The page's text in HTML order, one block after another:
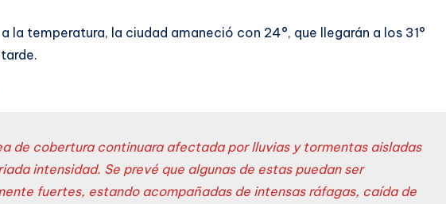
la temperatura, la ciudad amaneció con 24°, que llegarán a los 31°
de cobertura continuara afectada por lluvias y tormentas aisladas
intensidad. Se prevé que algunas de estas puedan ser
fuertes, estando acompañadas de intensas ráfagas, caída de